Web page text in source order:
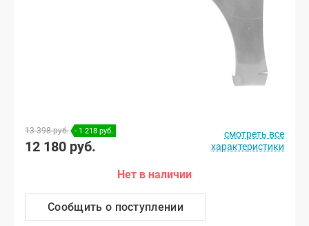
13 398 руб. - 1 218 руб.
12 180 руб.
смотреть все
характеристики
Нет в наличии
Сообщить о поступлении